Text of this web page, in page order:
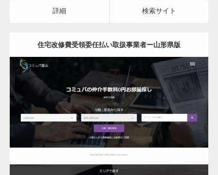
詳細 検索サイト
住宅改修費受領委任払い取扱事業者ー山形県版
更新日： 2023.03.10
住宅改修費受領委任払い取扱事業者
詳細 検索サイト
変幻自在、あらゆる業種に対応可能な新しい
カスタム投稿タイプ実…